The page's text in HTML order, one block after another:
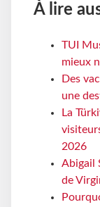
À lire
TUI
mieux
Des
une
La
2026
Abigail
de